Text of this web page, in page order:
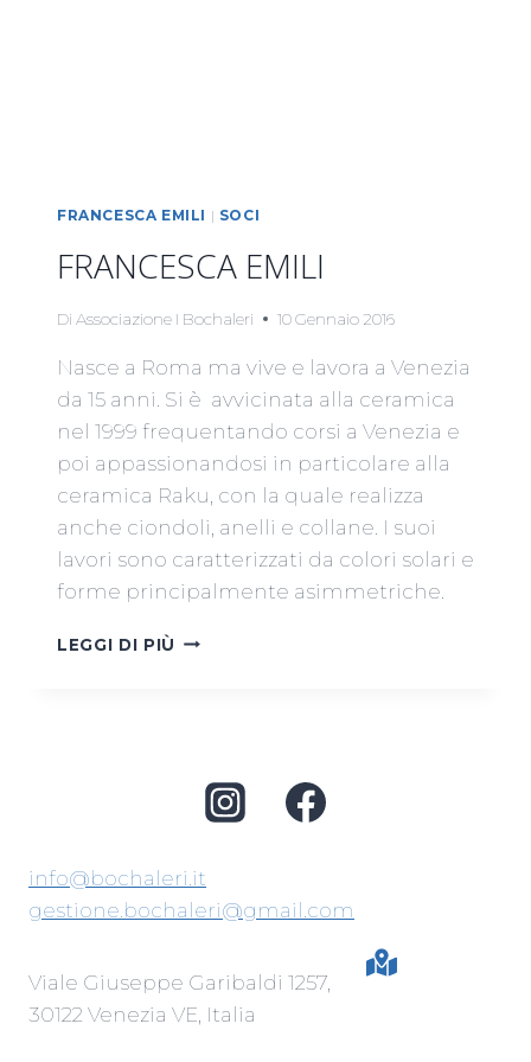
FRANCESCA EMILI | SOCI
FRANCESCA EMILI
Di Associazione I Bochaleri 10 Gennaio 2016
Nasce a Roma ma vive e lavora a Venezia
da 15 anni. Si è avvicinata alla ceramica
nel 1999 frequentando corsi a Venezia e
poi appassionandosi in particolare alla
ceramica Raku, con la quale realizza
anche ciondoli, anelli e collane. I suoi
lavori sono caratterizzati da colori solari e
forme principalmente asimmetriche.
LEGGI DI PIÙ FRANCESCA
info@bochaleri.it
gestione.bochaleri@gmail.com
Viale Giuseppe Garibaldi 1257,
30122 Venezia VE, Italia